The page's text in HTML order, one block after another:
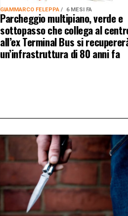
GIAMMARCO FELEPPA 6 MESI FA
Parcheggio multipiano, verde e
sottopasso che collega al
all’ex Terminal Bus si
un’infrastruttura di 80 anni fa